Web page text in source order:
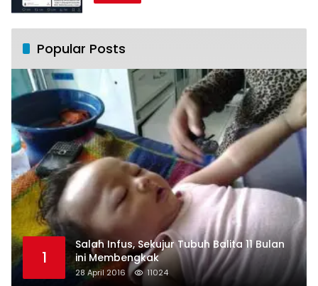
Popular Posts
1
Salah Infus, Sekujur Tubuh Balita 11 Bulan
ini Membengkak
28 April 2016 11024